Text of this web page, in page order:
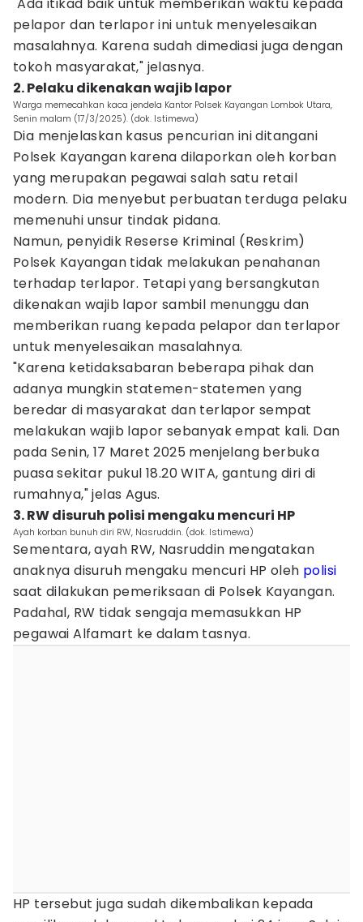
pelapor dan terlapor ini untuk menyelesaikan
masalahnya. Karena sudah dimediasi juga dengan
tokoh masyarakat," jelasnya.
2. Pelaku dikenakan wajib lapor
Warga memecahkan kaca jendela Kantor Polsek Kayangan Lombok Utara,
Senin malam (17/3/2025). (dok. Istimewa)
Dia menjelaskan kasus pencurian ini ditangani
Polsek Kayangan karena dilaporkan oleh korban
yang merupakan pegawai salah satu retail
modern. Dia menyebut perbuatan terduga pelaku
memenuhi unsur tindak pidana.
Namun, penyidik Reserse Kriminal (Reskrim)
Polsek Kayangan tidak melakukan penahanan
terhadap terlapor. Tetapi yang bersangkutan
dikenakan wajib lapor sambil menunggu dan
memberikan ruang kepada pelapor dan terlapor
untuk menyelesaikan masalahnya.
"Karena ketidaksabaran beberapa pihak dan
adanya mungkin statemen-statemen yang
beredar di masyarakat dan terlapor sempat
melakukan wajib lapor sebanyak empat kali. Dan
pada Senin, 17 Maret 2025 menjelang berbuka
puasa sekitar pukul 18.20 WITA, gantung diri di
rumahnya," jelas Agus.
3. RW disuruh polisi mengaku mencuri HP
Ayah korban bunuh diri RW, Nasruddin. (dok. Istimewa)
Sementara, ayah RW, Nasruddin mengatakan
anaknya disuruh mengaku mencuri HP oleh polisi
saat dilakukan pemeriksaan di Polsek Kayangan.
Padahal, RW tidak sengaja memasukkan HP
pegawai Alfamart ke dalam tasnya.
HP tersebut juga sudah dikembalikan kepada